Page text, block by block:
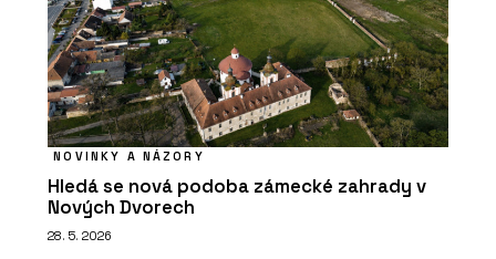
NOVINKY A NÁZORY
Hledá se nová podoba zámecké zahrady v
Nových Dvorech
28. 5. 2026